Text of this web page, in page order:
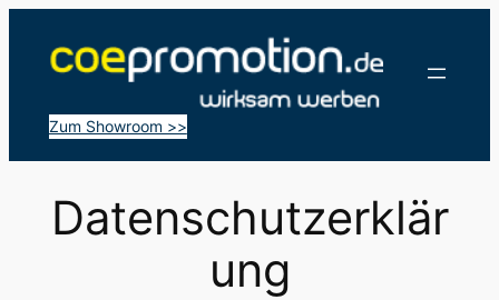
Inhalt
springen
Zum Showroom >>
Datenschutzerklär
ung